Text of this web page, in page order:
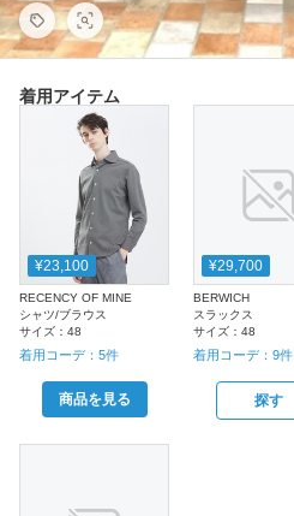
着用アイテム
¥23,100
RECENCY OF MINE
シャツ/ブラウス
サイズ： 48
着用コーデ： 5件
商品を見る
¥29,700
BERWICH
スラックス
サイズ：48
着用コーデ：9件
探す